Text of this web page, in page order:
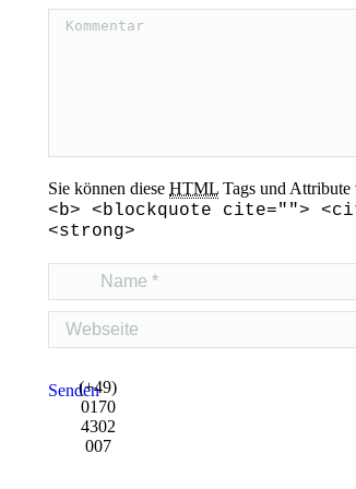
(+49)
0170
4302
007
Kommentar
Sie können diese HTML Tags und Attribute
<b> <blockquote cite="">
<strong>
Name *
Webseite
Senden